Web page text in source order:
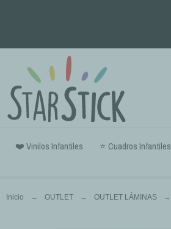
❤️ Vinilos Infantiles ⭐ Cuadros Infantiles
Inicio OUTLET OUTLET LÁMINAS